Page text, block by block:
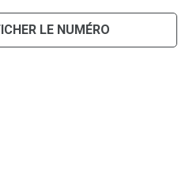
LE NUMÉRO